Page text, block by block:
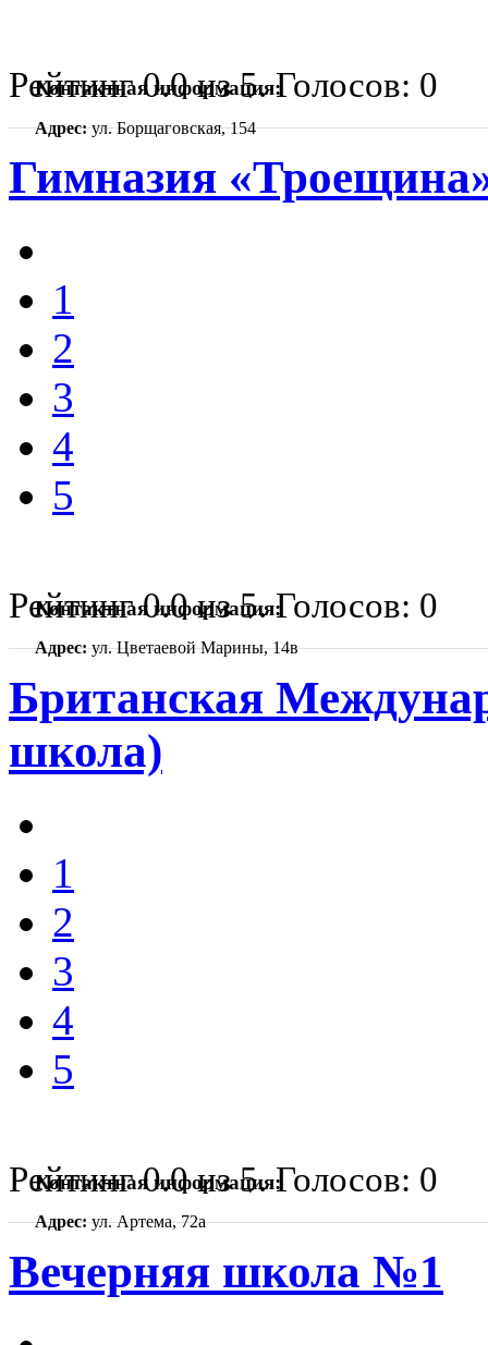
Рейтинг0.0из5. Голосов: 0
Контактная информация:
Адрес:ул. Борщаговская, 154
Гимназия
1
2
3
4
5
Рейтинг0.0из5. Голосов: 0
Контактная информация:
Адрес:ул. Цветаевой Марины, 14в
Британская
школа)
1
2
3
4
5
Рейтинг0.0из5. Голосов: 0
Контактная информация:
Адрес:ул. Артема, 72а
Вечерняя школа №1